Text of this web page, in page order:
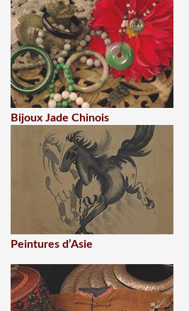
Bijoux Jade Chinois
Peintures d’Asie